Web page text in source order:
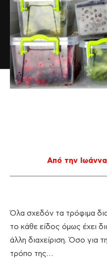
Από την
Όλα σχεδόν τα τρόφιμα
το κάθε είδος όμως έχει
άλλη διαχείριση. Όσο για
τρόπο της…